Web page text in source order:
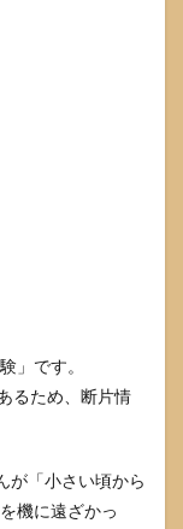
」です。
るため、断片情
が「小さい頃から
機に遠ざかっ